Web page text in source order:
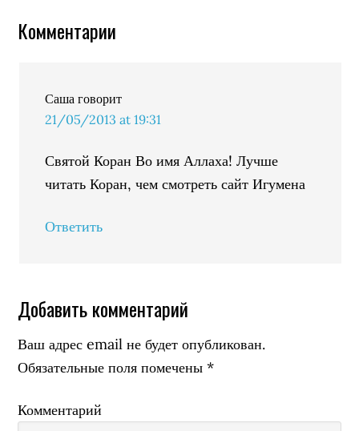
Комментарии
Саша говорит
21/05/2013 at 19:31
Святой Коран Во имя Аллаха! Лучше
читать Коран, чем смотреть сайт Игумена
Ответить
Добавить комментарий
Ваш адрес email не будет опубликован.
Обязательные поля помечены*
Комментарий